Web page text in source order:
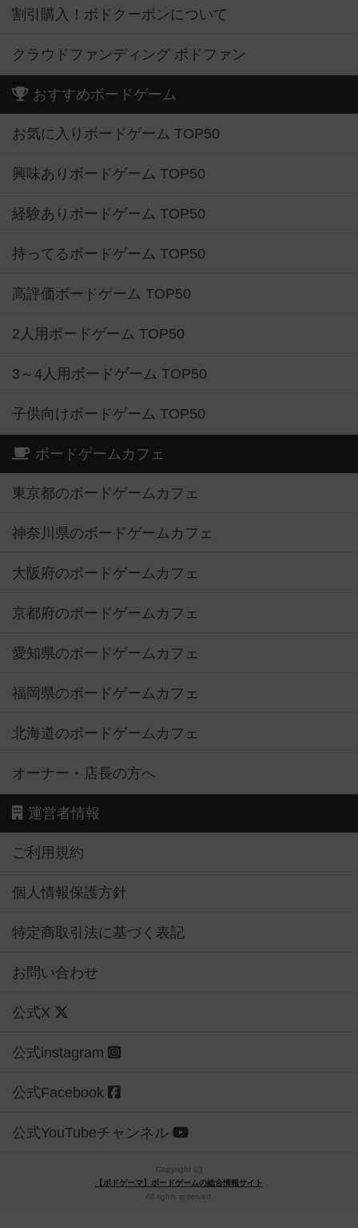
割引購入！ボドクーポンについて
クラウドファンディング ボドファン
おすすめボードゲーム
お気に入りボードゲーム TOP50
興味ありボードゲーム TOP50
経験ありボードゲーム TOP50
持ってるボードゲーム TOP50
高評価ボードゲーム TOP50
2人用ボードゲーム TOP50
3～4人用ボードゲーム TOP50
子供向けボードゲーム TOP50
ボードゲームカフェ
東京都のボードゲームカフェ
神奈川県のボードゲームカフェ
大阪府のボードゲームカフェ
京都府のボードゲームカフェ
愛知県のボードゲームカフェ
福岡県のボードゲームカフェ
北海道のボードゲームカフェ
オーナー・店長の方へ
運営者情報
ご利用規約
個人情報保護方針
特定商取引法に基づく表記
お問い合わせ
公式X
公式instagram
公式Facebook
公式YouTubeチャンネル
Copyright (c)
【ボドゲーマ】ボードゲームの総合情報サイト
All rights reserved.